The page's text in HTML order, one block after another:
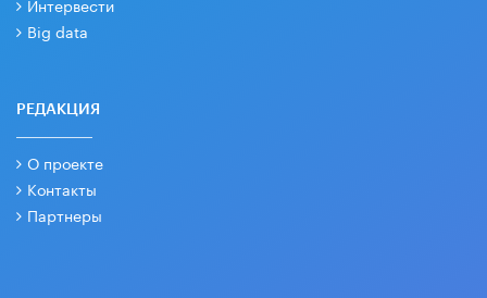
Big data
РЕДАКЦИЯ
О проекте
Контакты
Партнеры